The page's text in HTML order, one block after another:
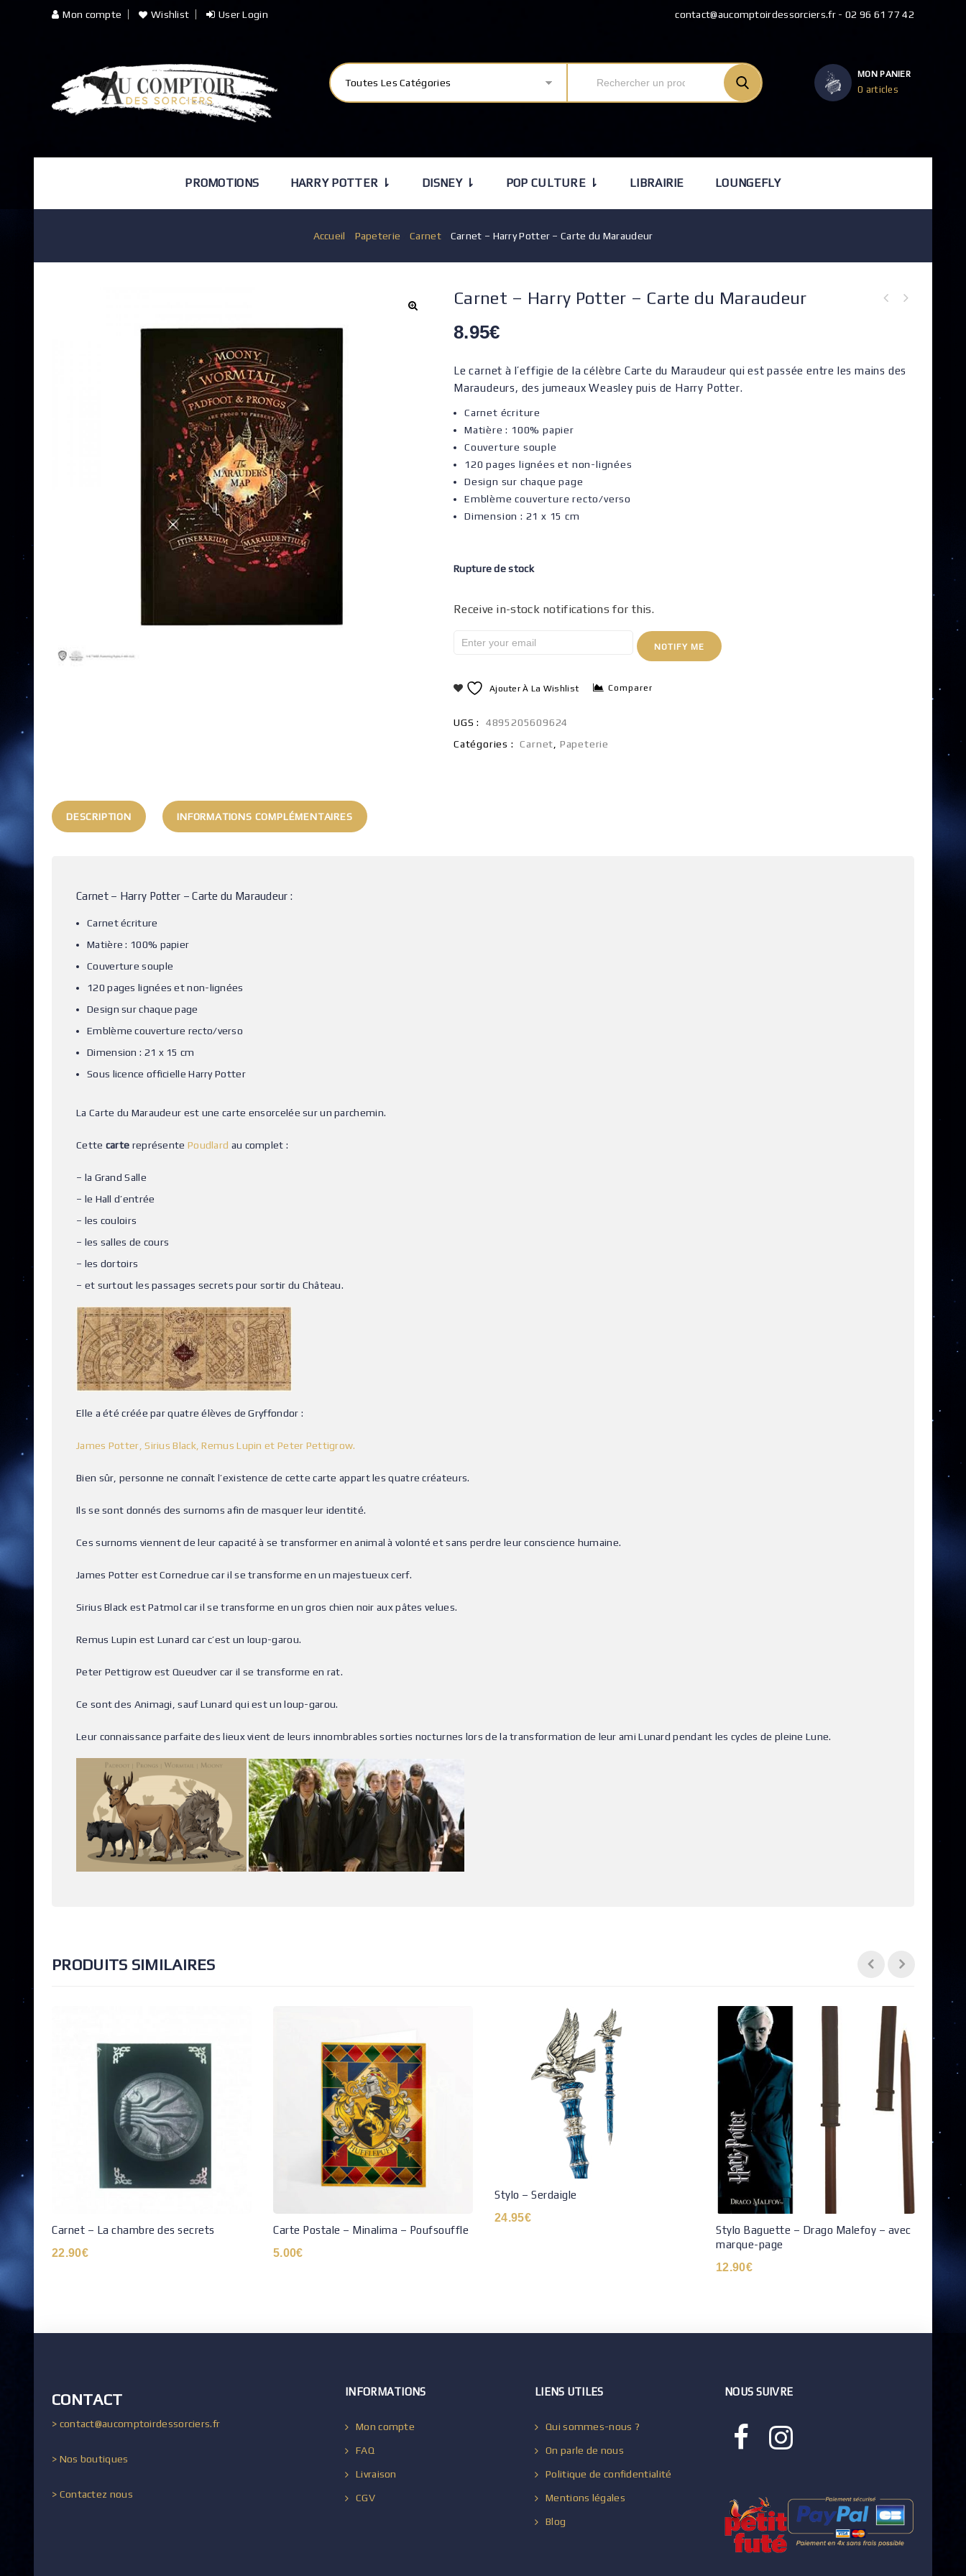
Mon compte Wishlist User Login contact@aucomptoirdessorciers.fr - 02 96 61 77 42
Toutes Les Catégories
MON PANIER
0 articles
PROMOTIONS HARRY POTTER ⇂ DISNEY ⇂ POP CULTURE ⇂ LIBRAIRIE LOUNGEFLY
Accueil Papeterie /Carnet/ Carnet – Harry Potter – Carte du Maraudeur
Carnet – Harry Potter – Carte du Maraudeur
8.95€
Le carnet à l’effigie de la célèbre Carte du Maraudeur qui est passée entre les mains des
Maraudeurs, des jumeaux Weasley puis de Harry Potter.
Carnet écriture
Matière : 100% papier
Couverture souple
120 pages lignées et non-lignées
Design sur chaque page
Emblème couverture recto/verso
Dimension : 21 x 15 cm
Rupture de stock
Receive in-stock notifications for this.
NOTIFY ME
Ajouter À La Wishlist Comparer
UGS :
4895205609624
Catégories :
Carnet Papeterie
DESCRIPTION INFORMATIONS COMPLÉMENTAIRES
Carnet – Harry Potter – Carte du Maraudeur :
Carnet écriture
Matière : 100% papier
Couverture souple
120 pages lignées et non-lignées
Design sur chaque page
Emblème couverture recto/verso
Dimension : 21 x 15 cm
Sous licence officielle Harry Potter
La Carte du Maraudeur est une carte ensorcelée sur un parchemin.
Cette carte représente Poudlard au complet :
– la Grand Salle
– le Hall d’entrée
– les couloirs
– les salles de cours
– les dortoirs
– et surtout les passages secrets pour sortir du Château.
Elle a été créée par quatre élèves de Gryffondor :
James Potter, Sirius Black, Remus Lupin et Peter Pettigrow.
Bien sûr, personne ne connaît l’existence de cette carte appart les quatre créateurs.
Ils se sont donnés des surnoms afin de masquer leur identité.
Ces surnoms viennent de leur capacité à se transformer en animal à volonté et sans perdre leur conscience humaine.
James Potter est Cornedrue car il se transforme en un majestueux cerf.
Sirius Black est Patmol car il se transforme en un gros chien noir aux pâtes velues.
Remus Lupin est Lunard car c’est un loup-garou.
Peter Pettigrow est Queudver car il se transforme en rat.
Ce sont des Animagi, sauf Lunard qui est un loup-garou.
Leur connaissance parfaite des lieux vient de leurs innombrables sorties nocturnes lors de la transformation de leur ami Lunard pendant les cycles de pleine Lune.
PRODUITS SIMILAIRES
Carnet – La chambre des secrets
22.90€
Carte Postale – Minalima – Poufsouffle
5.00€
Stylo – Serdaigle
24.95€
Stylo Baguette – Drago Malefoy – avec
marque-page
12.90€
CONTACT
> contact@aucomptoirdessorciers.fr
> Nos boutiques
> Contactez nous
INFORMATIONS
Mon compte
FAQ
Livraison
CGV
LIENS UTILES
Qui sommes-nous ?
On parle de nous
Politique de confidentialité
Mentions légales
Blog
NOUS SUIVRE